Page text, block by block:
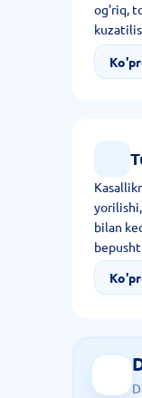
og'riq,
borish
bilan